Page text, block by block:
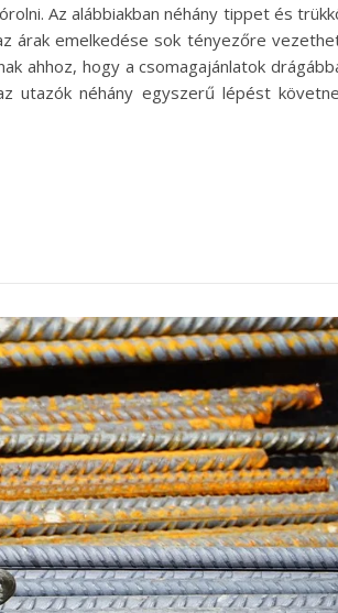
Az alábbiakban néhány tippet és
árak emelkedése sok tényezőre
ahhoz, hogy a csomagajánlatok
utazók néhány egyszerű lépést